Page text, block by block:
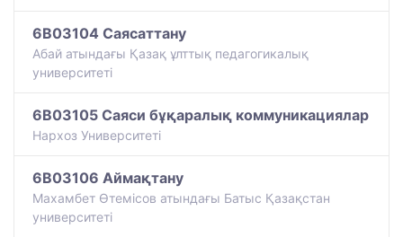
6B03104 Саясаттану
Абай атындағы Қазақ ұлттық педагогикалық
университеті
6B03105 Саяси бұқаралық коммуникациялар
Нархоз Университеті
6B03106 Аймақтану
Махамбет Өтемісов атындағы Батыс Қазақстан
университеті